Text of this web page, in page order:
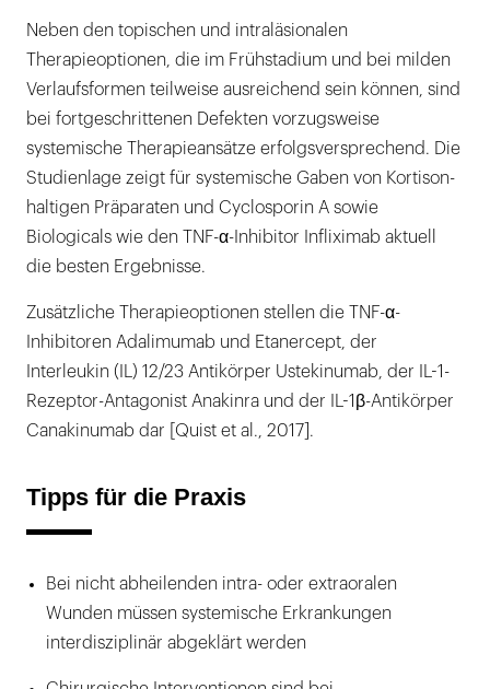
Neben den topischen und intraläsionalen
Therapieoptionen, die im Frühstadium und bei milden
Verlaufsformen teilweise ausreichend sein können, sind
bei fortgeschrittenen Defekten vorzugsweise
systemische Therapieansätze erfolgsversprechend. Die
Studienlage zeigt für systemische Gaben von Kortison-
haltigen Präparaten und Cyclosporin A sowie
Biologicals wie den TNF-α-Inhibitor Infliximab aktuell
die besten Ergebnisse.
Zusätzliche Therapieoptionen stellen die TNF-α-
Inhibitoren Adalimumab und Etanercept, der
Interleukin (IL) 12/23 Antikörper Ustekinumab, der IL-1-
Rezeptor-Antagonist Anakinra und der IL-1β-Antikörper
Canakinumab dar [Quist et al., 2017].
Tipps für die Praxis
Bei nicht abheilenden intra- oder extraoralen
Wunden müssen systemische Erkrankungen
interdisziplinär abgeklärt werden